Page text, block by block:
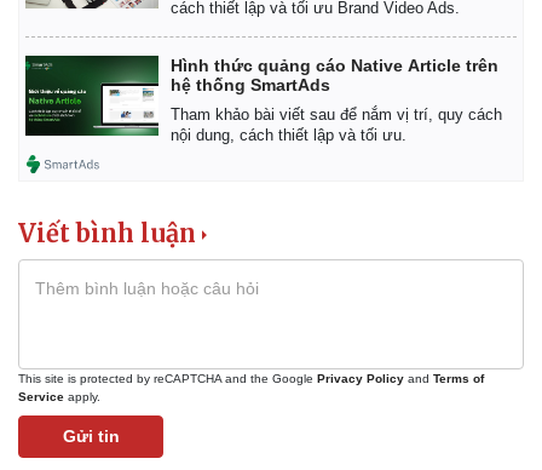
cách thiết lập và tối ưu Brand Video Ads.
Hình thức quảng cáo Native Article trên
hệ thống SmartAds
Tham khảo bài viết sau để nắm vị trí, quy cách
nội dung, cách thiết lập và tối ưu.
Viết bình luận
This site is protected by reCAPTCHA and the Google Privacy Policy and Terms of
Service apply.
Gửi tin